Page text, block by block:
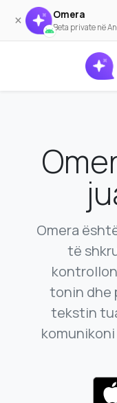
× Omera
Beta private në
Omera
të
tonin dhe
tekstin